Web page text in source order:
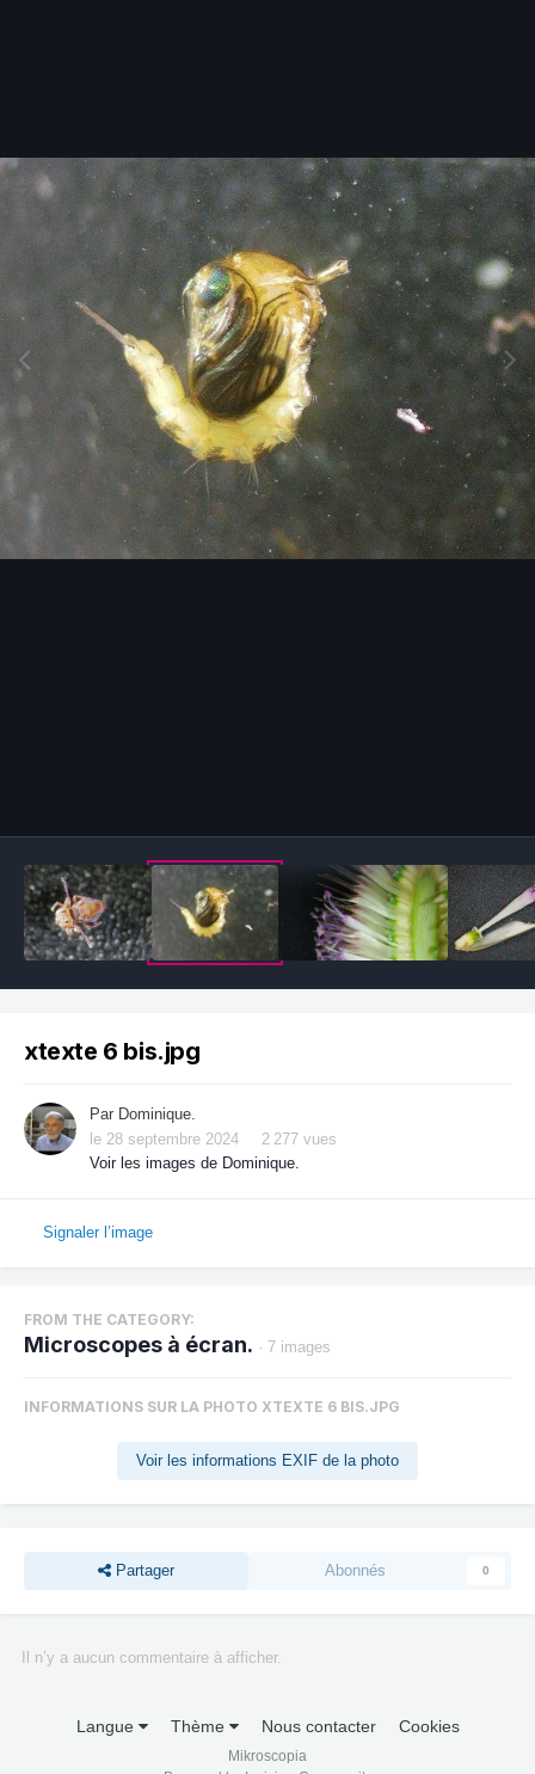
xtexte 6 bis.jpg
Par Dominique.
le 28 septembre 2024
2 277 vues
Voir les images de Dominique.
Signaler l’image
FROM THE CATEGORY:
Microscopes à écran. · 7 images
INFORMATIONS SUR LA PHOTO XTEXTE 6 BIS.JPG
Voir les informations EXIF de la photo
Partager Abonnés 0
Il n’y a aucun commentaire à afficher.
Langue Thème Nous contacter Cookies
Mikroscopia